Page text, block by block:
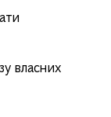
власних